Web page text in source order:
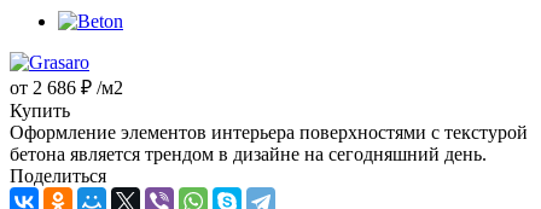
от 2 686 ₽ /м2
Купить
Оформление элементов интерьера поверхностями с текстурой
бетона является трендом в дизайне на сегодняшний день.
Поделиться